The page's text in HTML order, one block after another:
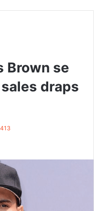
Brown se
draps